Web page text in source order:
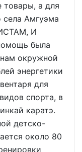
товары, а для
села Амгуэма
И
была
окружной
энергетики
для
спорта, в
каратэ.
детско-
около 80